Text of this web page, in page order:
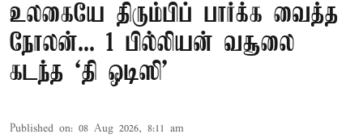
உலகையே திரும்பிப் பார்க்க வைத்த
நோலன்... 1 பில்லியன் வசூலை
கடந்த ‘தி ஒடிஸி’
Published on: 08 Aug 2026, 8:11 am